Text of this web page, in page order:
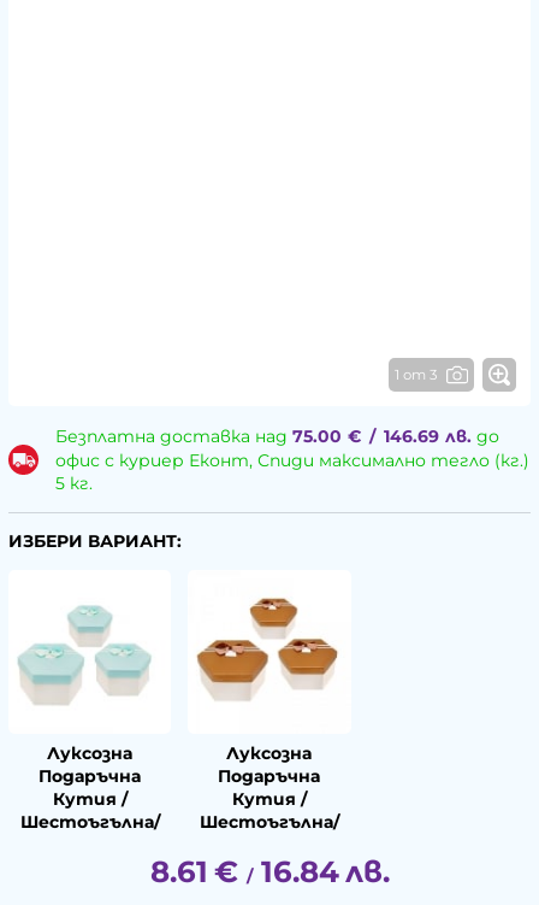
1 от 3
Безплатна доставка над 75.00 € / 146.69 лв.до
офис с куриер Еконт, Спиди максимално тегло (кг.)
5 кг.
ИЗБЕРИ ВАРИАНТ:
Луксозна
Подаръчна
Кутия /
Шестоъгълна/
Луксозна
Подаръчна
Кутия /
Шестоъгълна/
8.61 € / 16.84лв.